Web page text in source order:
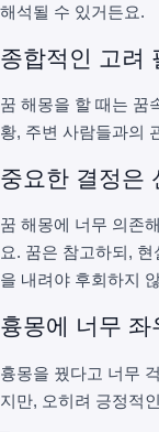
해석될 수 있거든요.
종합적인 고려
꿈 해몽을 할 때는 꿈
황, 주변 사람들과의
중요한 결정은
꿈 해몽에 너무 의존
요. 꿈은 참고하되,
을 내려야 후회하지
흉몽에 너무 좌
흉몽을 꿨다고 너무
지만, 오히려 긍정적